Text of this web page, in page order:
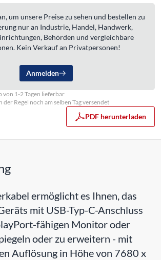
um unsere Preise zu sehen und bestellen zu
nur an Industrie, Handel, Handwerk,
Behörden und vergleichbare
Kein Verkauf an Privatpersonen!
Anmelden
von 1-2 Tagen lieferbar
der Regel noch am selben Tag versendet
PDF herunterladen
ermöglicht es Ihnen, das
mit USB-Typ-C-Anschluss
fähigen Monitor oder
oder zu erweitern - mit
Auflösung in Höhe von 7680 x